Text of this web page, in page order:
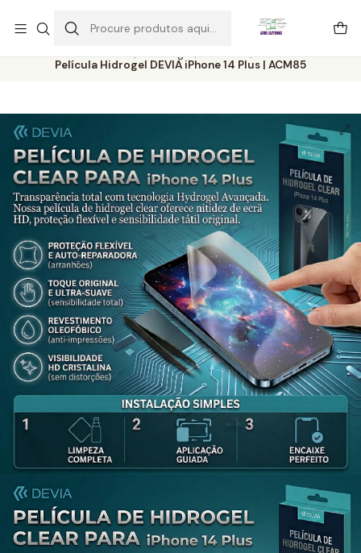
Início Catálogo
Películas
Película Hidrogel DEVIA iPhone 14 Plus | ACM85